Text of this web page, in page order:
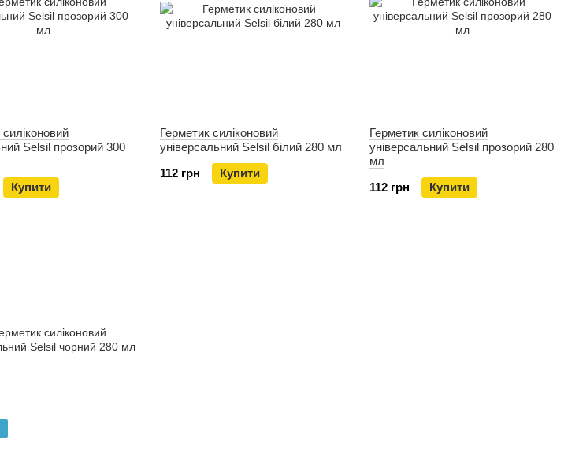
Selsil прозорий 300
Купити
Герметик силіконовий
універсальний Selsil білий 280 мл
112 грн
Купити
Герметик силіконовий
універсальний Selsil прозорий 280
мл
112 грн
Купити